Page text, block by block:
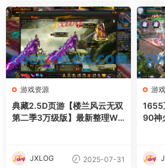
权后台+安卓苹果双端+详细搭
建教程
游戏资源
典藏2.5D页游【楼兰风云无双
第二季3万级版】最新整理Wi
JXLOG 2025-07-31
游
1655
90神
频教